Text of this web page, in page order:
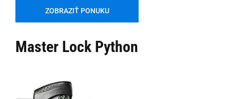
ZOBRAZIŤ PONUKU
Master Lock Python